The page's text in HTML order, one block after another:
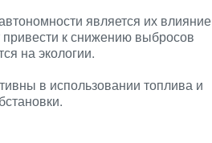
является их влияние
к снижению выбросов
на экологии.
в использовании топлива и